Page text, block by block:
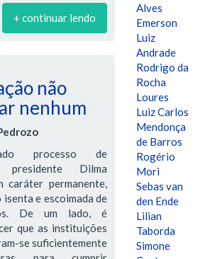
+ continuar lendo
não
nenhum
processo de
Dilma
caráter permanente,
e escoimada de
De um lado, é
que as instituições
se suficientemente
Alves
Emerson
Luiz
Andrade
Rodrigo da
Rocha
Loures
Luiz Carlos
Mendonça
de Barros
Rogério
Mori
Sebas van
den Ende
Lilian
Taborda
Simone